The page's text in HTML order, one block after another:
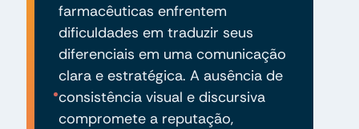
farmacêuticas enfrentem
dificuldades em traduzir seus
diferenciais em uma comunicação
clara e estratégica. A ausência de
consistência visual e discursiva
compromete a reputação,